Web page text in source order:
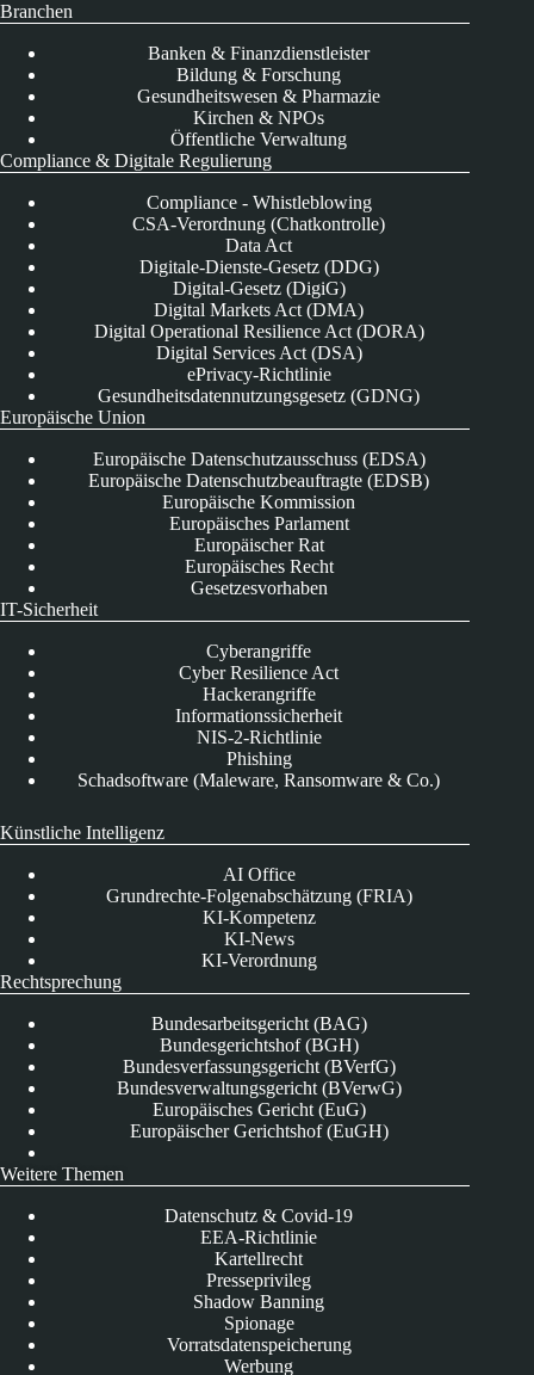
Branchen
Banken & Finanzdienstleister
Bildung & Forschung
Gesundheitswesen & Pharmazie
Kirchen & NPOs
Öffentliche Verwaltung
Compliance & Digitale Regulierung
Compliance - Whistleblowing
CSA-Verordnung (Chatkontrolle)
Data Act
Digitale-Dienste-Gesetz (DDG)
Digital-Gesetz (DigiG)
Digital Markets Act (DMA)
Digital Operational Resilience Act (DORA)
Digital Services Act (DSA)
ePrivacy-Richtlinie
Gesundheitsdatennutzungsgesetz (GDNG)
Europäische Union
Europäische Datenschutzausschuss (EDSA)
Europäische Datenschutzbeauftragte (EDSB)
Europäische Kommission
Europäisches Parlament
Europäischer Rat
Europäisches Recht
Gesetzesvorhaben
IT-Sicherheit
Cyberangriffe
Cyber Resilience Act
Hackerangriffe
Informationssicherheit
NIS-2-Richtlinie
Phishing
Schadsoftware (Maleware, Ransomware & Co.)
Künstliche Intelligenz
AI Office
Grundrechte-Folgenabschätzung (FRIA)
KI-Kompetenz
KI-News
KI-Verordnung
Rechtsprechung
Bundesarbeitsgericht (BAG)
Bundesgerichtshof (BGH)
Bundesverfassungsgericht (BVerfG)
Bundesverwaltungsgericht (BVerwG)
Europäisches Gericht (EuG)
Europäischer Gerichtshof (EuGH)
Weitere Themen
Datenschutz & Covid-19
EEA-Richtlinie
Kartellrecht
Presseprivileg
Shadow Banning
Spionage
Vorratsdatenspeicherung
Werbung